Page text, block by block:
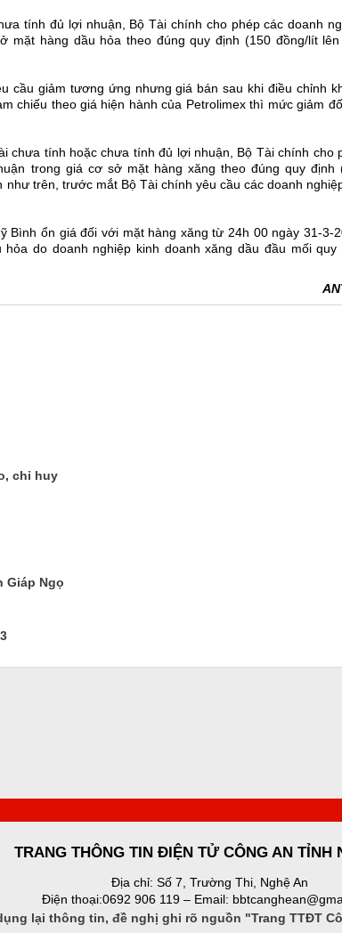
tính đủ lợi nhuận, Bộ Tài chính cho phép các doanh
mặt hàng dầu hỏa theo đúng quy định (150 đồng/lít
cầu giảm tương ứng nhưng giá bán sau khi điều chỉnh
chiếu theo giá hiện hành của Petrolimex thì mức giảm
tính hoặc chưa tính đủ lợi nhuận, Bộ Tài chính cho
trong giá cơ sở mặt hàng xăng theo đúng quy định
trên, trước mắt Bộ Tài chính yêu cầu các doanh
ổn giá đối với mặt hàng xăng từ 24h 00 ngày 31-3-
do doanh nghiệp kinh doanh xăng dầu đầu mối quy
chỉ huy
Giáp Ngọ
TRANG THÔNG TIN ĐIỆN TỬ CÔNG AN TỈNH
Địa chỉ: Số 7, Trường Thi, Nghệ An
Điện thoại:0692 906 119 – Email:
lại thông tin, đề nghị ghi rõ nguồn "Trang TTĐT